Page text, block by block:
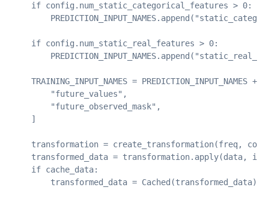
    if config.num_static_categorical_features > 0:
    if config.num_static_real_features > 0:
    TRAINING_INPUT_NAMES = PREDICTION_INPUT_NAMES + [
        "future_values",
        "future_observed_mask",
    ]
transformation = create_transformation(freq,
transformed_data = transformation.apply(data,
    if cache_data:
        transformed_data = Cached(transformed_data)